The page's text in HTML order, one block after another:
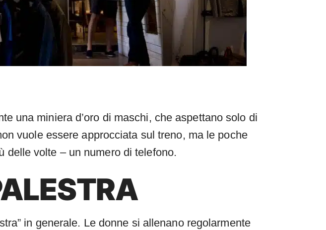
una miniera d’oro di maschi, che aspettano solo di
vuole essere approcciata sul treno, ma le poche
delle volte – un numero di telefono.
in generale. Le donne si allenano regolarmente